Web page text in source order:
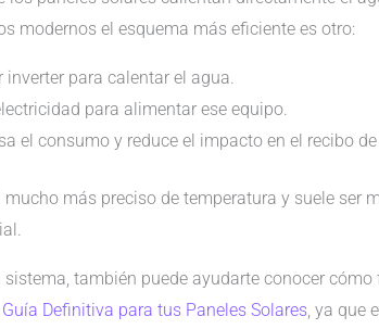
modernos el esquema más eficiente es otro:
para calentar el agua.
para alimentar ese equipo.
el consumo y reduce el impacto en el recibo de
más preciso de temperatura y suele ser
también puede ayudarte conocer cómo
Definitiva para tus Paneles Solares, ya que